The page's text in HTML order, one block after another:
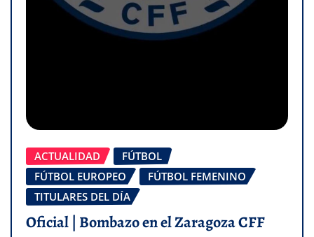
ACTUALIDAD
FÚTBOL
FÚTBOL EUROPEO
FÚTBOL FEMENINO
TITULARES DEL DÍA
Oficial | Bombazo en el Zaragoza CFF